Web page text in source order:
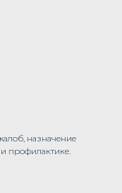
назначение
профилактике.